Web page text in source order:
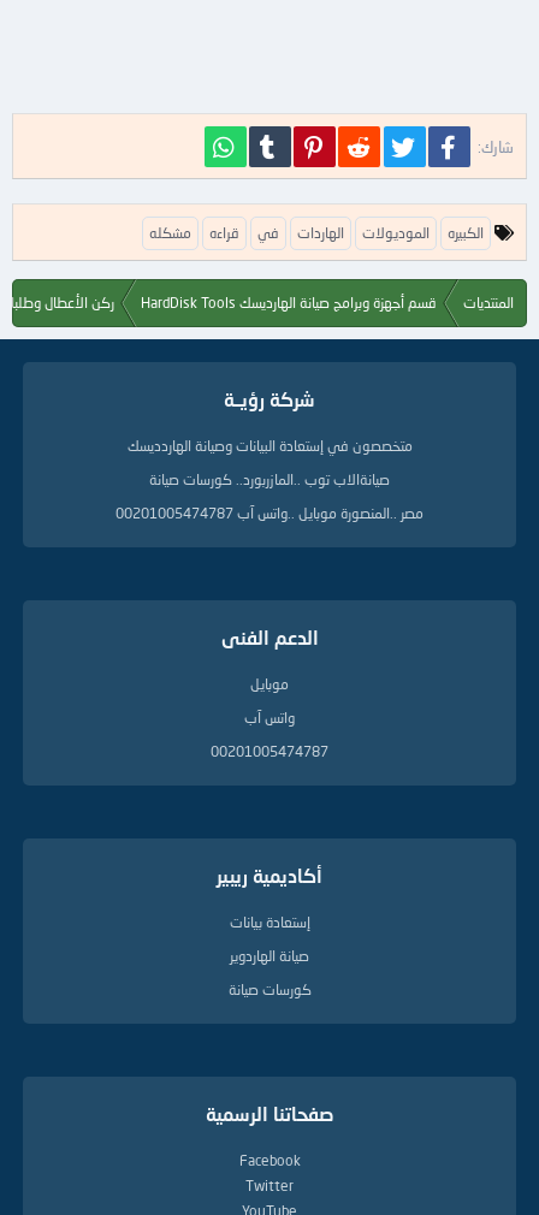
شارك: فيسبوك تويتر Reddit
Pinterest
Tumblr
ا
ل
م
ا
الكبيره الموديولات الهاردات في قراءه مشكله
المنتديات قسم أجهزة وبرامج صيانة الهارديسك HardDisk Tools ركن الأعطال وطلبات
شركة رؤيــة
متخصصون في إستعادة البيانات وصيانة الهاردديسك
صيانةالاب توب ..المازربورد.. كورسات صيانة
مصر ..المنصورة موبايل ..واتس آب 00201005474787
الدعم الفنى
موبايل
واتس آب
00201005474787
أكاديمية ريبير
إستعادة بيانات
صيانة الهاردوير
كورسات صيانة
صفحاتنا الرسمية
Facebook
Twitter
YouTube